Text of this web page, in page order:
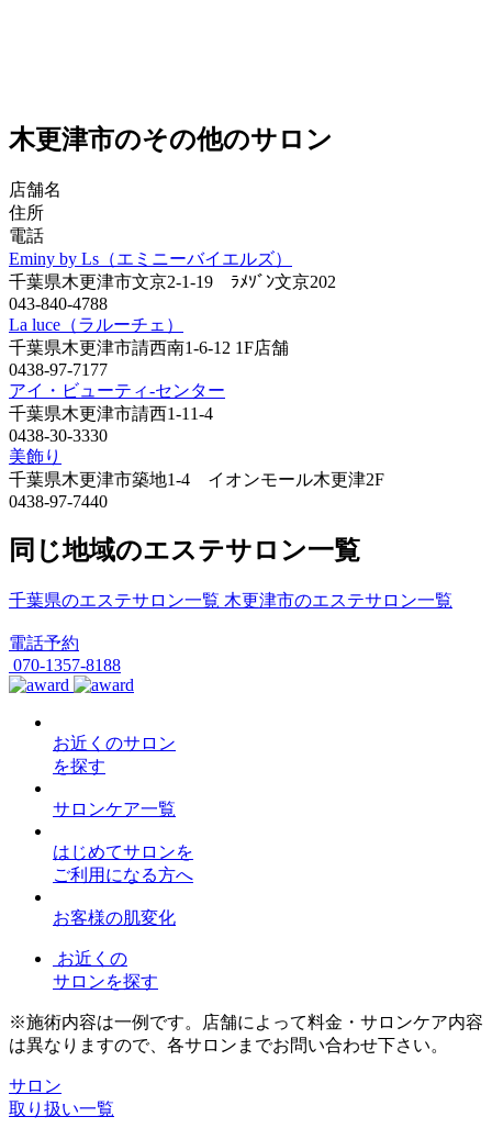
木更津市のその他のサロン
店舗名
住所
電話
Eminy by Ls（エミニーバイエルズ）
千葉県木更津市文京2-1-19 ﾗﾒｿﾞﾝ文京202
043-840-4788
La luce（ラルーチェ）
千葉県木更津市請西南1-6-12 1F店舗
0438-97-7177
アイ・ビューティ-センター
千葉県木更津市請西1-11-4
0438-30-3330
美飾り
千葉県木更津市築地1-4 イオンモール木更津2F
0438-97-7440
同じ地域のエステサロン一覧
千葉県のエステサロン一覧 木更津市のエステサロン一覧
電話予約
070-1357-8188
お近くのサロン
を探す
サロンケア一覧
はじめてサロンを
ご利用になる方へ
お客様の肌変化
お近くの
サロンを探す
※施術内容は一例です。店舗によって料金・サロンケア内容
は異なりますので、各サロンまでお問い合わせ下さい。
サロン
取り扱い一覧